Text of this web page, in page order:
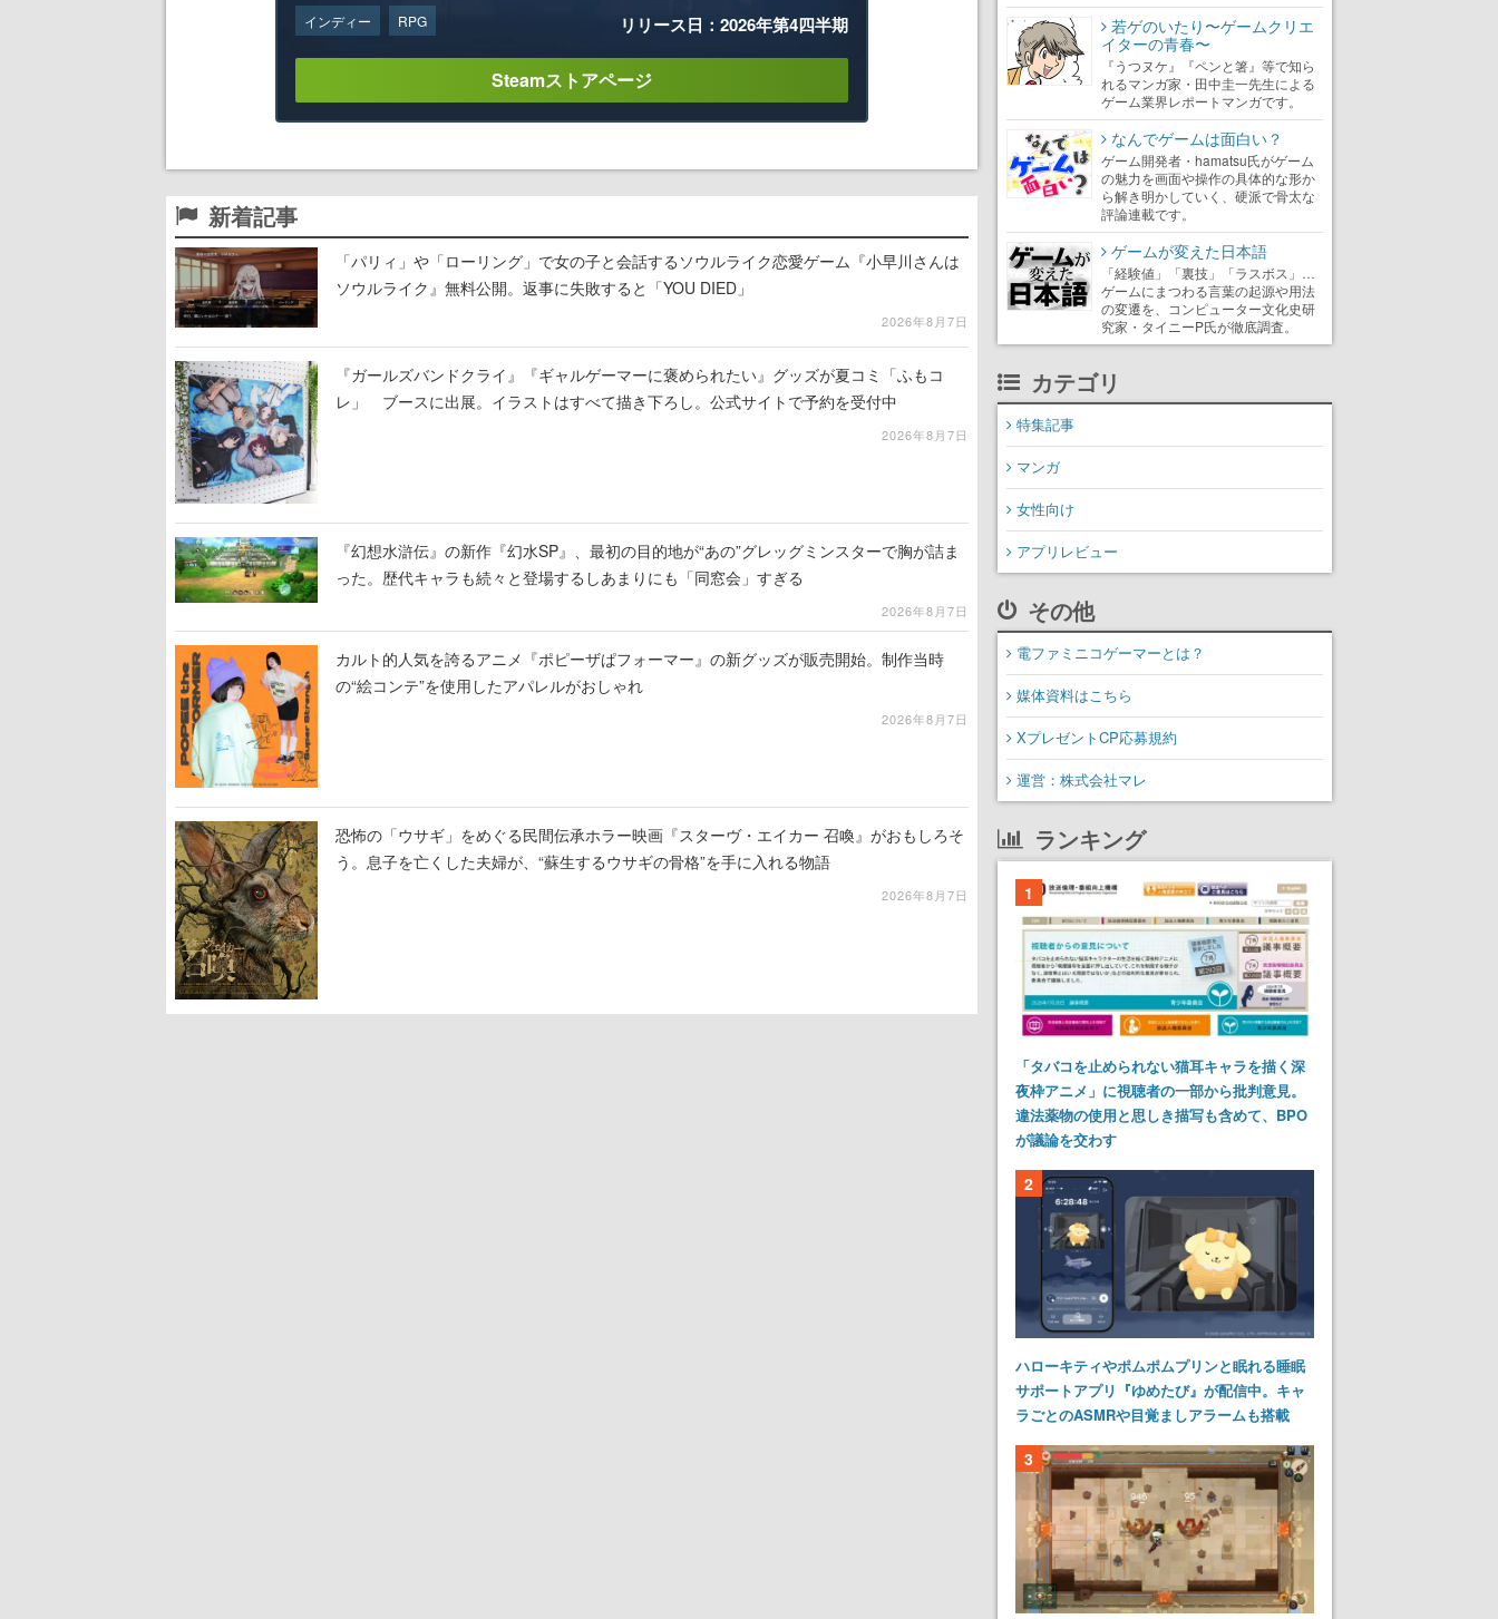
インディー RPG リリース日：2026年第4四半期
Steamストアページ
新着記事
「パリィ」や「ローリング」で女の子と会話するソウルライク恋愛ゲーム『小早川さんは
ソウルライク』無料公開。返事に失敗すると「YOU DIED」
2026年8月7日
『ガールズバンドクライ』『ギャルゲーマーに褒められたい』グッズが夏コミ「ふもコ
レ」 ブースに出展。イラストはすべて描き下ろし。公式サイトで予約を受付中
2026年8月7日
『幻想水滸伝』の新作『幻水SP』、最初の目的地が“あの”グレッグミンスターで胸が詰ま
った。歴代キャラも続々と登場するしあまりにも「同窓会」すぎる
2026年8月7日
カルト的人気を誇るアニメ『ポピーザぱフォーマー』の新グッズが販売開始。制作当時
の“絵コンテ”を使用したアパレルがおしゃれ
2026年8月7日
恐怖の「ウサギ」をめぐる民間伝承ホラー映画『スターヴ・エイカー 召喚』がおもしろそ
う。息子を亡くした夫婦が、“蘇生するウサギの骨格”を手に入れる物語
2026年8月7日
若ゲのいたり〜ゲームクリエ
イターの青春〜
『うつヌケ』『ペンと箸』等で知ら
れるマンガ家・田中圭一先生による
ゲーム業界レポートマンガです。
なんでゲームは面白い？
ゲーム開発者・hamatsu氏がゲーム
の魅力を画面や操作の具体的な形か
ら解き明かしていく、硬派で骨太な
評論連載です。
ゲームが変えた日本語
「経験値」「裏技」「ラスボス」…
ゲームにまつわる言葉の起源や用法
の変遷を、コンピューター文化史研
究家・タイニーP氏が徹底調査。
カテゴリ
特集記事
マンガ
女性向け
アプリレビュー
その他
電ファミニコゲーマーとは？
媒体資料はこちら
XプレゼントCP応募規約
運営：株式会社マレ
ランキング
1
「タバコを止められない猫耳キャラを描く深
夜枠アニメ」に視聴者の一部から批判意見。
違法薬物の使用と思しき描写も含めて、BPO
が議論を交わす
2
ハローキティやポムポムプリンと眠れる睡眠
サポートアプリ『ゆめたび』が配信中。キャ
ラごとのASMRや目覚ましアラームも搭載
3